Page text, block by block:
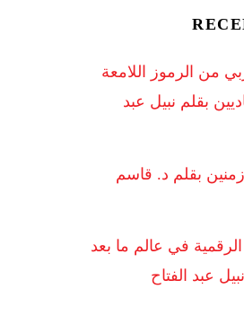
من الرموز اللامعة
بقلم نبيل عبد
بقلم د. قاسم
الرقمية في عالم ما بعد
عبد الفتاح